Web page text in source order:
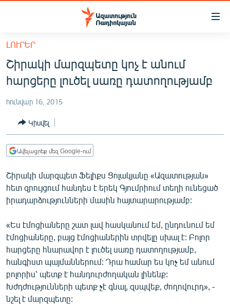
Մատչելիության
հիմնական
բովանդակությանը
Անցնել
հիմնական
մենյուին
ՀԱՅԱՍՏԱՆ
ՔԱՂԱՔԱԿԱՆ
ԸՆՏՐՈՒԹՅՈՒՆՆԵՐ 2026
ԻՐԱՎՈՒՆՔ
ՀԱՍԱՐԱԿՈՒԹՅՈՒՆ
ՂԱՐԱԲԱՂ
ՊԱՏԵՐԱԶՄԻ 6 ՇԱԲԱԹՆԵՐԸ
ՏԱՐԱԾԱՇՐՋԱՆ
ՄԻՋԱԶԳԱՅԻՆ
ՄՇԱԿՈՒՅԹ
ՍՊՈՐՏ
ՄԵԿՆԱԲԱՆՈՒԹՅՈՒՆ
ԼՈՒՐԵՐ
Շիրակի մարզպետը կոչ է անում
հարցերը լուծել սառը դատողությամբ
հունվար 16, 2015
Կիսվել
Ավելացրեք մեզ Google-ում
Շիրակի մարզպետ Ֆելիքս Ցոլակյանը «Ազատության»
հետ զրույցում հանդես է երեկ Գյումրիում տեղի ունեցած
իրադարձությունների մասին հայտարարությամբ:
«Ես էմոցիաները շատ լավ հասկանում եմ, ընդունում եմ
էմոցիաները, բայց էմոցիաներին տրվելը սխալ է: Բոլոր
հարցերը հնարավոր է լուծել սառը դատողությամբ,
հանգիստ պայմաններում: Դրա համար ես կոչ եմ անում
բոլորիս՝ պետք է հանդուրժողական լինենք:
Խժդժությունների պետք չէ գնալ, զսպվեք, ժողովուրդ», -
նշել է մարզպետը: